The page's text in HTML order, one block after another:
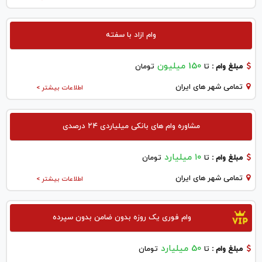
وام ازاد با سفته
مبلغ وام : تا 150 میلیون تومان
اطلاعات بیشتر > تمامی شهر های ایران
مشاوره وام های بانکی میلیاردی ۲۴ درصدی
مبلغ وام : تا ۱۰ میلیارد تومان
اطلاعات بیشتر > تمامی شهر های ایران
وام فوری یک روزه بدون ضامن بدون سپرده
مبلغ وام : تا 50 میلیارد تومان